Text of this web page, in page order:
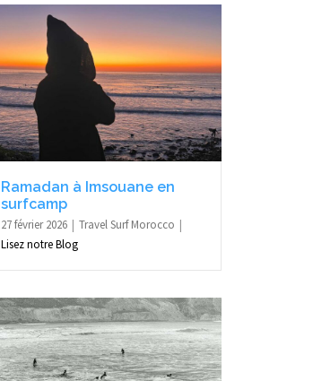
Ramadan à Imsouane en
surfcamp
27 février 2026
Travel Surf Morocco
Lisez notre Blog